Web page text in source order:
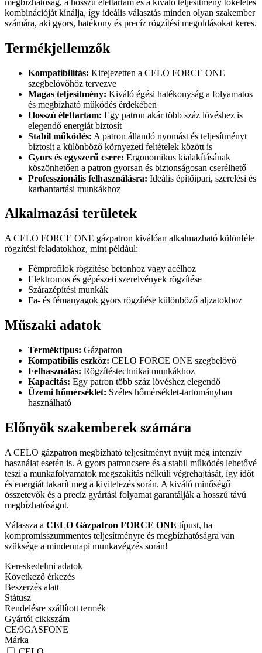
kombinációját kínálja, így ideális választás minden olyan szakember
számára, aki gyors, hatékony és precíz rögzítési megoldásokat keres.
Termékjellemzők
Kompatibilitás: Kifejezetten a CELO FORCE ONE
szegbelövőhöz tervezve
Magas teljesítmény: Kiváló égési hatékonyság a folyamatos
és megbízható működés érdekében
Hosszú élettartam: Egy patron akár több száz lövéshez is
elegendő energiát biztosít
Stabil működés: A patron állandó nyomást és teljesítményt
biztosít a különböző környezeti feltételek között is
Gyors és egyszerű csere: Ergonomikus kialakításának
köszönhetően a patron gyorsan és biztonságosan cserélhető
Professzionális felhasználásra: Ideális építőipari, szerelési és
karbantartási munkákhoz
Alkalmazási területek
A CELO FORCE ONE gázpatron kiválóan alkalmazható különféle
rögzítési feladatokhoz, mint például:
Fémprofilok rögzítése betonhoz vagy acélhoz
Elektromos és gépészeti szerelvények rögzítése
Szárazépítési munkák
Fa- és fémanyagok gyors rögzítése különböző aljzatokhoz
Műszaki adatok
Terméktípus: Gázpatron
Kompatibilis eszköz: CELO FORCE ONE szegbelövő
Felhasználás: Rögzítéstechnikai munkákhoz
Kapacitás: Egy patron több száz lövéshez elegendő
Üzemi hőmérséklet: Széles hőmérséklet-tartományban
használható
Előnyök szakemberek számára
A CELO gázpatron megbízható teljesítményt nyújt még intenzív
használat esetén is. A gyors patroncsere és a stabil működés lehetővé
teszi a munkafolyamatok megszakítás nélküli végrehajtását, így időt
és energiát takarít meg a kivitelezés során. A kiváló minőségű
összetevők és a precíz gyártási folyamat garantálják a hosszú távú
megbízhatóságot.
Válassza a CELO Gázpatron FORCE ONE típust, ha
kompromisszummentes teljesítményre és megbízhatóságra van
szüksége a mindennapi munkavégzés során!
Kereskedelmi adatok
Következő érkezés
Beszerzés alatt
Státusz
Rendelésre szállított termék
Gyártói cikkszám
CE/9GASFONE
Márka